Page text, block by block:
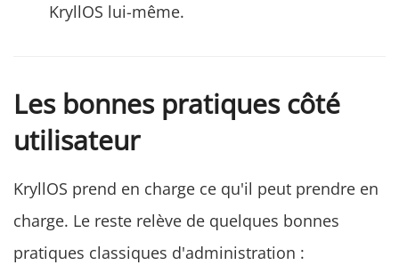
KryllOS lui-même.
Les bonnes pratiques côté
utilisateur
KryllOS prend en charge ce qu'il peut prendre en
charge. Le reste relève de quelques bonnes
pratiques classiques d'administration :